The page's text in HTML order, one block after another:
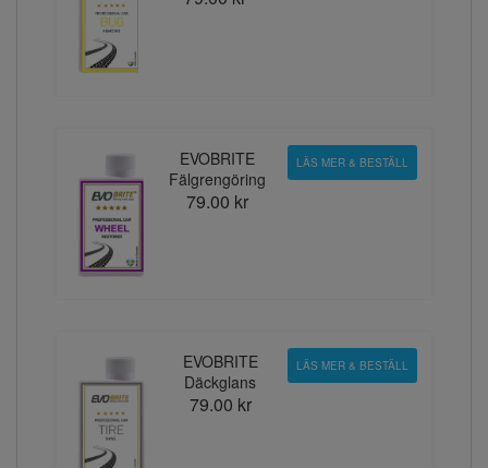
EVOBRITE
Fälgrengöring
79.00 kr
LÄS MER & BESTÄLL
EVOBRITE
Däckglans
79.00 kr
LÄS MER & BESTÄLL